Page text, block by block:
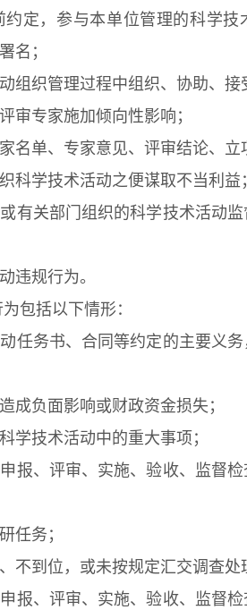
，参与本单位管理的科学技
名；
织管理过程中组织、协助、接
专家施加倾向性影响；
单、专家意见、评审结论、立
学技术活动之便谋取不当利益
关部门组织的科学技术活动监
规行为。
包括以下情形：
务书、合同等约定的主要义务
负面影响或财政资金损失；
技术活动中的重大事项；
、评审、实施、验收、监督检
务；
到位，或未按规定汇交调查处
、评审、实施、验收、监督检